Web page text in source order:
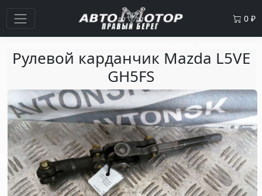
0 ₽
Рулевой карданчик Mazda L5VE
GH5FS